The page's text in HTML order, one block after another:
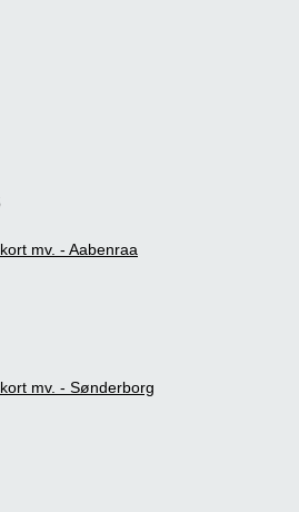
mv. - Aabenraa
mv. - Sønderborg